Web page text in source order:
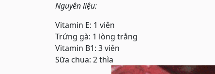
Nguyên liệu:
Vitamin E: 1 viên
Trứng gà: 1 lòng trắng
Vitamin B1: 3 viên
Sữa chua: 2 thìa